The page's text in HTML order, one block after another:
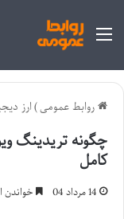
منو
روابط عمومی)ارز
چگونه تریدینگ
کامل
14 مرداد 04 خواندن این